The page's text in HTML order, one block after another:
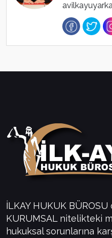
İLKAY HUKUK BÜROSU
KURUMSAL nitelikteki
hukuksal sorunlarına